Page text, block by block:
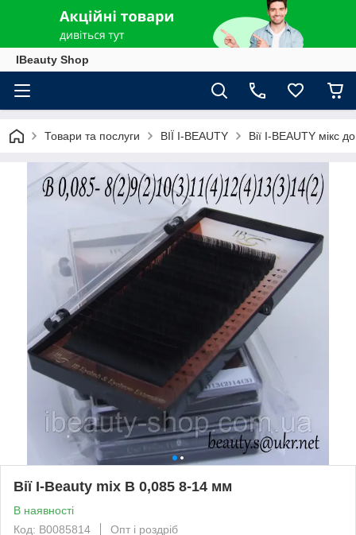
IBeauty Shop
Товари та послуги ВІЇ I-BEAUTY Вії I-BEAUTY мікс
Вії I-Beauty mix B 0,085 8-14 мм
В наявності
Код: B0085814
Опт і роздріб